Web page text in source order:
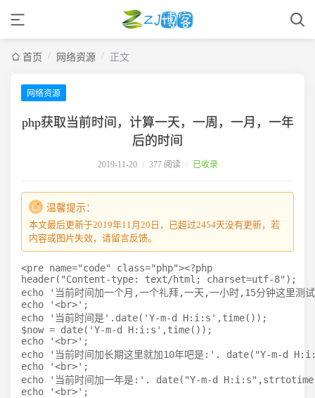
首页 / 网络资源 / 正文
网络资源
php获取当前时间，计算一天，一周，一月，一年
后的时间
2019-11-20 / 377 阅读 / 已收录
温馨提示：
本文最后更新于2019年11月20日，已超过2454天没有更新，若
内容或图片失效，请留言反馈。
<pre name="code" class="php"><?php
header("Content-type: text/html; charset=utf-8");
echo '当前时间加一个月,一个礼拜,一天,一小时,15分钟这里测
echo '<br>';
echo '当前时间是'.date('Y-m-d H:i:s',time());
$now = date('Y-m-d H:i:s',time());
echo '<br>';
echo '当前时间加长期这里就加10年吧是:'. date("Y-m-
echo '<br>';
echo '当前时间加一年是:'. date("Y-m-d
echo '<br>';